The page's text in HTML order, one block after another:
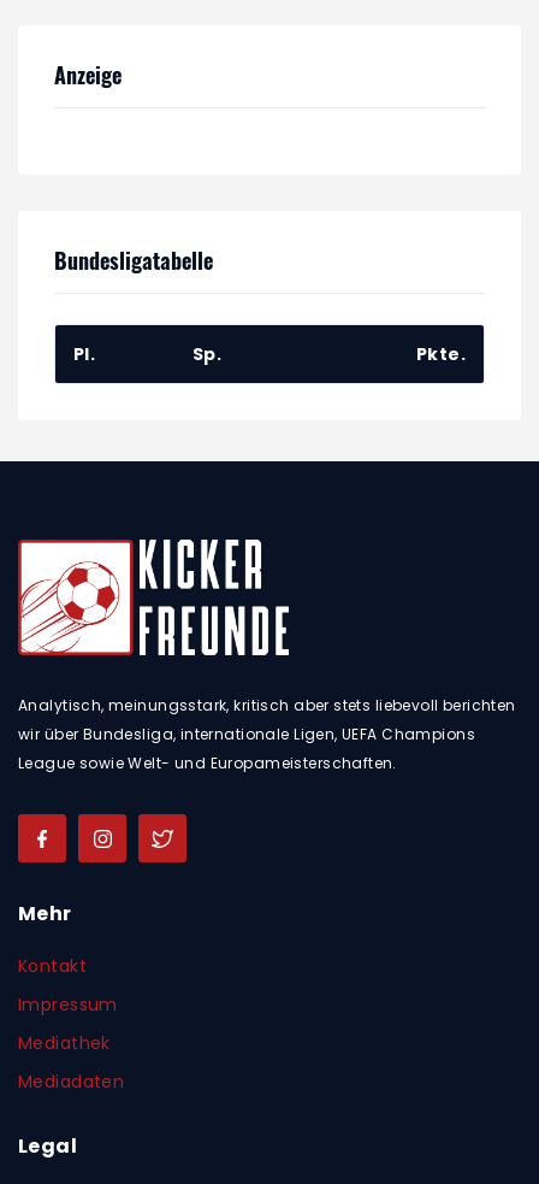
Anzeige
Bundesligatabelle
Pl. Sp. Pkte.
Analytisch, meinungsstark, kritisch aber stets liebevoll berichten
wir über Bundesliga, internationale Ligen, UEFA Champions
League sowie Welt- und Europameisterschaften.
Mehr
Kontakt
Impressum
Mediathek
Mediadaten
Legal